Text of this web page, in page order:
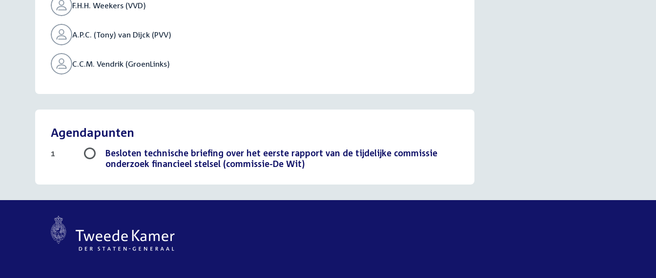
F.H.H. Weekers (VVD)
A.P.C. (Tony) van Dijck (PVV)
C.C.M. Vendrik (GroenLinks)
Agendapunten
Besloten technische briefing over het eerste rapport van de tijdelijke commissie
onderzoek financieel stelsel (commissie-De Wit)
1